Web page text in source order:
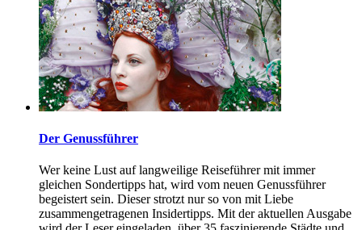
Der Genussführer
Wer keine Lust auf langweilige Reiseführer mit immer
gleichen Sondertipps hat, wird vom neuen Genussführer
begeistert sein. Dieser strotzt nur so von mit Liebe
zusammengetragenen Insidertipps. Mit der aktuellen Ausgabe